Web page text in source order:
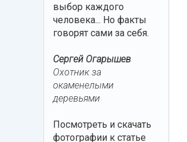
выбор каждого
человека... Но факты
говорят сами за себя.
Сергей Огарышев
Охотник за
окаменелыми
деревьями
Посмотреть и скачать
фотографии к статье